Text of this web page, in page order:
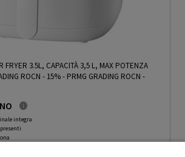
FRYER 3.5L, CAPACITÀ 3,5 L, MAX POTENZA
ROCN - 15%- PRMG GRADING ROCN -
integra